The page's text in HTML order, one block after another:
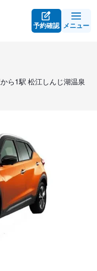
予約確認 メニュー
ら1駅 松江しんじ湖温泉